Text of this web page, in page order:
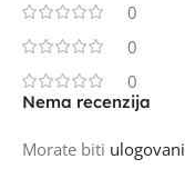
0
0
0
Nema recenzija
Morate biti ulogovani